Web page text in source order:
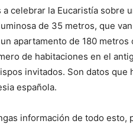
a celebrar la Eucaristía sobre
de 35 metros, que
apartamento de 180
de habitaciones en el
invitados. Son datos
española.
información de todo